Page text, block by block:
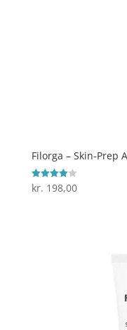
Filorga – Skin-Prep
Vurderet
4
kr. 198,00